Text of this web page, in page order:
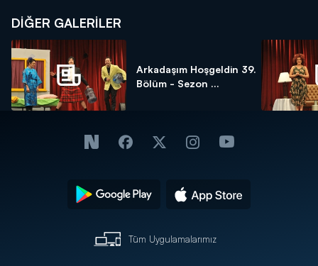
DİĞER GALERİLER
Arkadaşım Hoşgeldin 39.
Bölüm - Sezon ...
Tüm Uygulamalarımız